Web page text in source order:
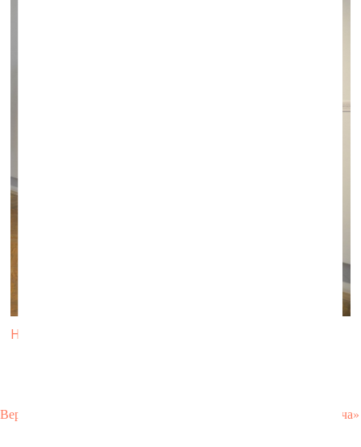
Нестор Энгельке. Дачная архитектура. 2019
Верхнее изображение: фрагмент работы Леонида Цхэ «Встреча»